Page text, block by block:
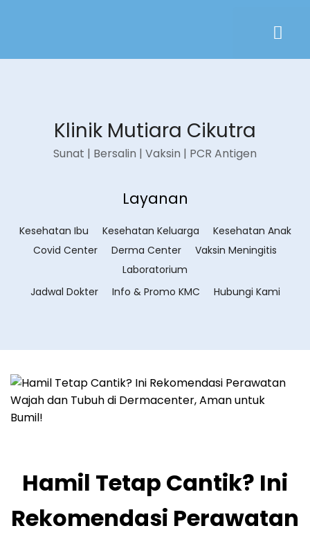
Klinik Mutiara Cikutra
Sunat | Bersalin | Vaksin | PCR Antigen
Layanan
Kesehatan Ibu Kesehatan Keluarga
Kesehatan Anak
Covid Center
Derma Center
Vaksin Meningitis
Laboratorium
Jadwal Dokter
Info & Promo KMC Hubungi Kami
Hamil Tetap Cantik? Ini
Rekomendasi Perawatan